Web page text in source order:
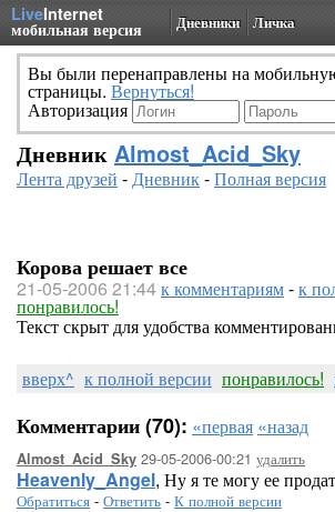
LiveInternet
мобильная версия Дневники Личка
Вы были перенаправлены на
страницы. Вернуться!
Авторизация
Дневник Almost_Acid_Sky
Лента друзей -Дневник-Полная версия
Корова решает все
21-05-2006 21:44к комментариям-к
понравилось!
Текст скрыт для удобства
вверх^ к полной версии понравилось!
Комментарии (70): «первая «назад
Almost_Acid_Sky 29-05-2006-00:21 удалить
Heavenly_Angel, Ну я те могу ее
Обратиться - Ответить - К полной версии